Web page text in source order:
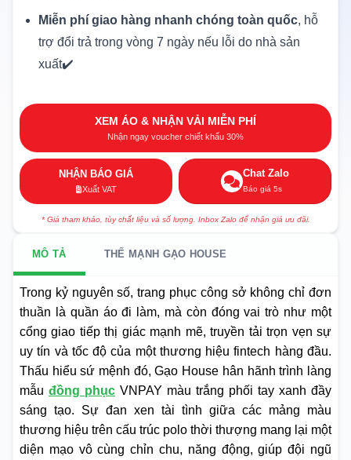
Miễn phí giao hàng nhanh chóng toàn quốc, hỗ
trợ đổi trả trong vòng 7 ngày nếu lỗi do nhà sản
xuất✔️
XEM ÁO & NHẬN VẢI MIỄN PHÍ
Nhận ngay voucher chiết khấu 30%
NHẬN BÁO GIÁ
Xuất VAT
Chat Zalo
Báo giá 5s
* Giá tham khảo, tùy chất liệu và số lượng. Inbox Zalo để nhận giá ưu đãi.
MÔ TẢ THẾ MẠNH GẠO HOUSE
Trong kỷ nguyên số, trang phục công sở không chỉ đơn
thuần là quần áo đi làm, mà còn đóng vai trò như một
cổng giao tiếp thị giác mạnh mẽ, truyền tải trọn vẹn sự
uy tín và tốc độ của một thương hiệu fintech hàng đầu.
Thấu hiểu sứ mệnh đó, Gạo House hân hãnh trình làng
mẫu đồng phục VNPAY màu trắng phối tay xanh đầy
sáng tạo. Sự đan xen tài tình giữa các mảng màu
thương hiệu trên cấu trúc polo thời thượng mang lại một
diện mạo vô cùng chỉn chu, năng động, giúp đội ngũ